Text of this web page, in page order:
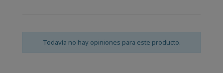
Todavía no hay opiniones para este producto.